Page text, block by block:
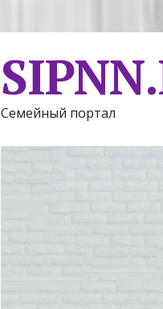
Семейный портал